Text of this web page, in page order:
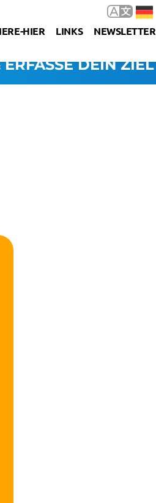
HIER LINKS NEWSLETTER
DEIN ZIEL